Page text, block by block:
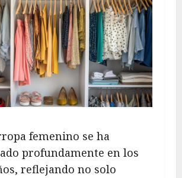
femenino se ha
profundamente en los
reflejando no solo